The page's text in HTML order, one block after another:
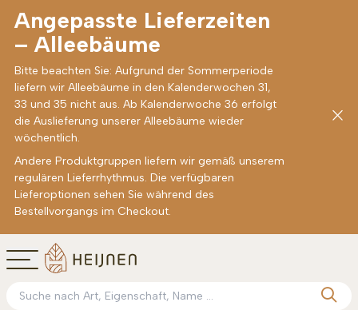
Angepasste Lieferzeiten
– Alleebäume
Bitte beachten Sie: Aufgrund der Sommerperiode
liefern wir Alleebäume in den Kalenderwochen 31,
33 und 35 nicht aus. Ab Kalenderwoche 36 erfolgt
die Auslieferung unserer Alleebäume wieder
wöchentlich.
Andere Produktgruppen liefern wir gemäß unserem
regulären Lieferrhythmus. Die verfügbaren
Lieferoptionen sehen Sie während des
Bestellvorgangs im Checkout.